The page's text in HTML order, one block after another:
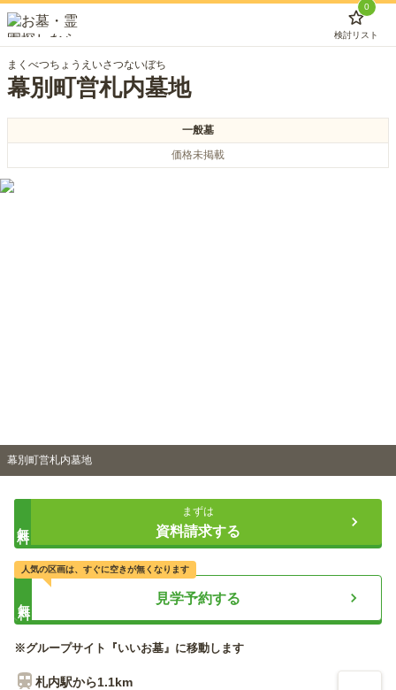
0
検討リスト
まくべつちょうえいさつないぼち
幕別町営札内墓地
一般墓
価格未掲載
幕別町営札内墓地
まずは
資料請求する
見学予約する
人気の区画は、すぐに空きが無くなります
※グループサイト『いいお墓』に移動します
札内駅から1.1km